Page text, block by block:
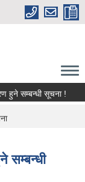
हुने सम्बन्धी सूचना !
सम्बन्धी